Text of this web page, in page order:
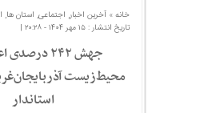
خانه » آخرین اخبار, اجتماعی, استان ها,
تاریخ انتشار : ۱۵ مهر ۱۴۰۴ - ۲۰:۲۸ |
جهش ۲۴۲
محیط‌زیست
استاندار